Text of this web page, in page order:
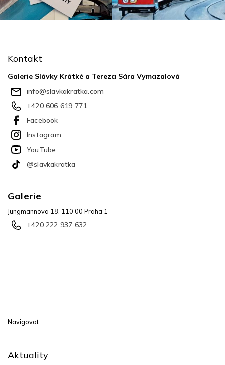
Kontakt
Galerie Slávky Krátké a Tereza Sára Vymazalová
info@slavkakratka.com
+420 606 619 771
Facebook
Instagram
YouTube
@slavkakratka
Galerie
Jungmannova 18, 110 00 Praha 1
+420 222 937 632
Navigovat
Aktuality